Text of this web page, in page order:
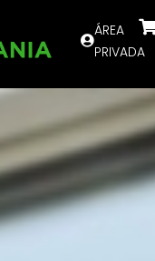
ÁREA
PRIVADA